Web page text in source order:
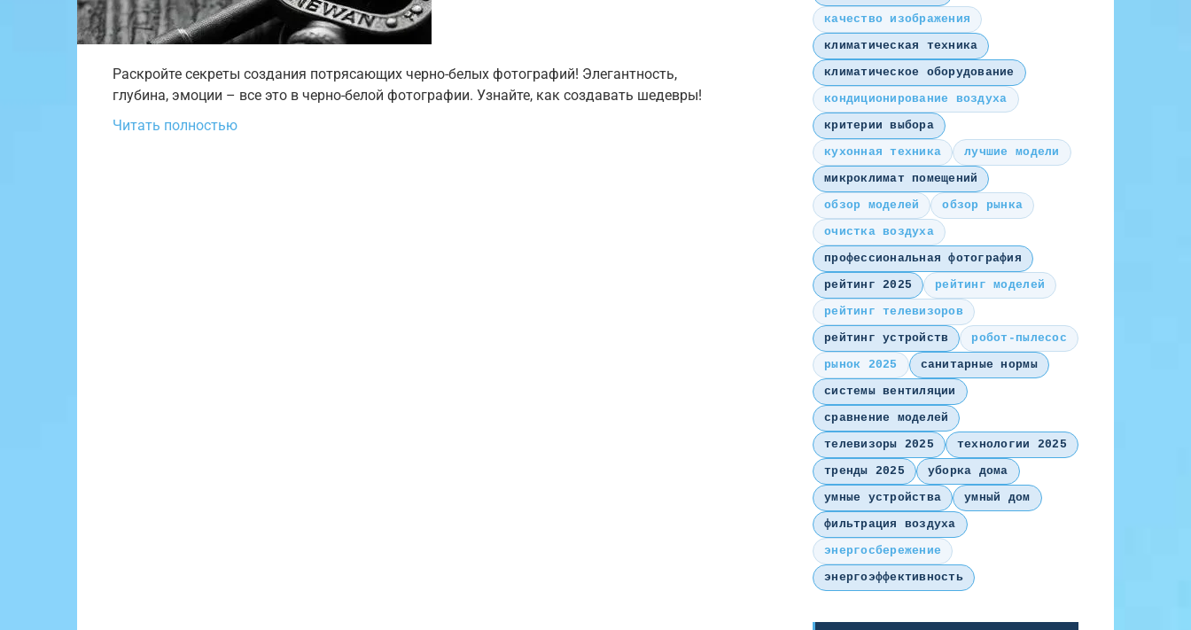
Раскройте секреты создания потрясающих черно-белых фотографий! Элегантность,
глубина, эмоции – все это в черно-белой фотографии. Узнайте, как создавать шедевры!
Читать полностью
качество изображения
климатическая техника
климатическое оборудование
кондиционирование воздуха
критерии выбора
кухонная техника
лучшие модели
микроклимат помещений
обзор моделей
обзор рынка
очистка воздуха
профессиональная фотография
рейтинг 2025
рейтинг моделей
рейтинг телевизоров
рейтинг устройств
робот-пылесос
рынок 2025
санитарные нормы
системы вентиляции
сравнение моделей
телевизоры 2025
технологии 2025
тренды 2025
уборка дома
умные устройства
умный дом
фильтрация воздуха
энергосбережение
энергоэффективность